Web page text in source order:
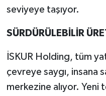
seviyeye taşıyor.
SÜRDÜRÜLEBİLİR
İSKUR Holding, tüm
çevreye saygı, insana
merkezine alıyor.